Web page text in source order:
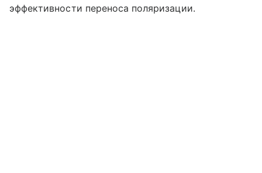
эффективности переноса поляризации.